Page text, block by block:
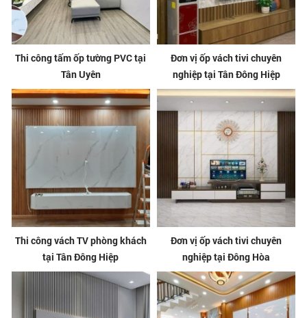
Thi công tấm ốp tường PVC tại
Tân Uyên
Đơn vị ốp vách tivi chuyên
nghiệp tại Tân Đông Hiệp
Thi công vách TV phòng khách
tại Tân Đông Hiệp
Đơn vị ốp vách tivi chuyên
nghiệp tại Đông Hòa